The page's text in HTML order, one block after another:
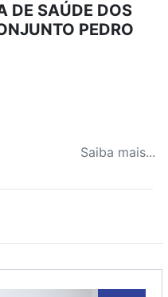
DE SAÚDE DOS
PEDRO
Saiba mais...